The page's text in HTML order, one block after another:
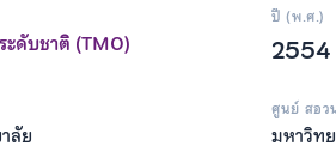
ดับชาติ (TMO)
ปี (พ.ศ.)
2554
ลัย
ศูนย์ สอว
มหาวิท